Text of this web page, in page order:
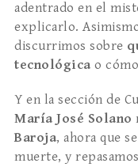
adentrado en el
explicarlo.
discurrimos sobre
tecnológica o
Y en la sección de
María José Solano
Baroja, ahora que
muerte, y